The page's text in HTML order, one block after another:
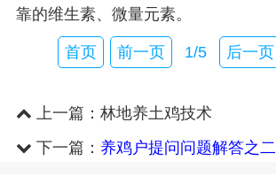
靠的维生素、微量元素。
首页 前一页 1/5 后一页
上一篇： 林地养土鸡技术
下一篇： 养鸡户提问问题解答之二